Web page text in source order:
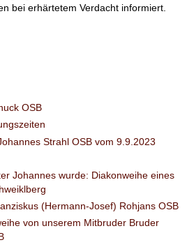
bei erhärtetem Verdacht informiert.
OSB
Strahl OSB vom 9.9.2023
Johannes wurde: Diakonweihe eines
(Hermann-Josef) Rohjans OSB
von unserem Mitbruder Bruder